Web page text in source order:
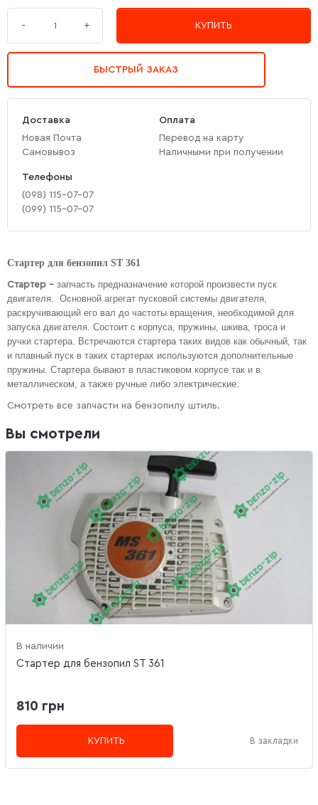
- + КУПИТЬ
БЫСТРЫЙ ЗАКАЗ
Доставка
Новая Почта
Самовывоз
Оплата
Перевод на карту
Наличными при получении
Телефоны
(‎098) 115-07-07
(‎099) 115-07-07
Стартер для бензопил ST 361
Стартер – запчасть предназначение которой произвести пуск
двигателя. Основной агрегат пусковой системы двигателя,
раскручивающий его вал до частоты вращения, необходимой для
запуска двигателя. Состоит с корпуса, пружины, шкива, троса и
ручки стартера. Встречаются стартера таких видов как обычный, так
и плавный пуск в таких стартерах используются дополнительные
пружины. Стартера бывают в пластиковом корпусе так и в
металлическом, а также ручные либо электрические.
Смотреть все запчасти на бензопилу штиль.
Вы смотрели
В наличии
Стартер для бензопил ST 361
810 грн
КУПИТЬ В закладки